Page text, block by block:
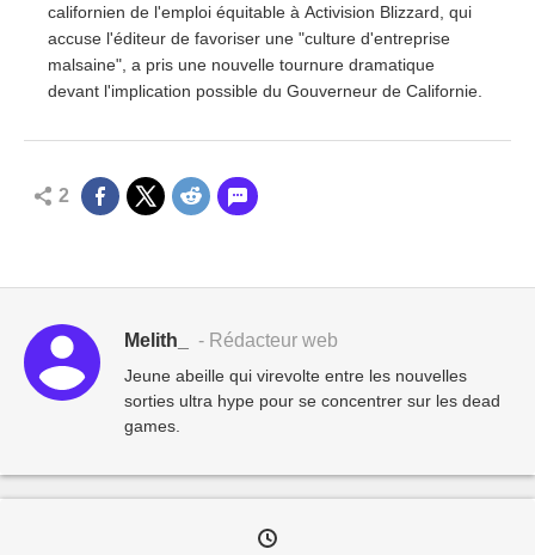
californien de l'emploi équitable à Activision Blizzard, qui
accuse l'éditeur de favoriser une "culture d'entreprise
malsaine", a pris une nouvelle tournure dramatique
devant l'implication possible du Gouverneur de Californie.
2
Melith_ - Rédacteur web
Jeune abeille qui virevolte entre les nouvelles
sorties ultra hype pour se concentrer sur les dead
games.